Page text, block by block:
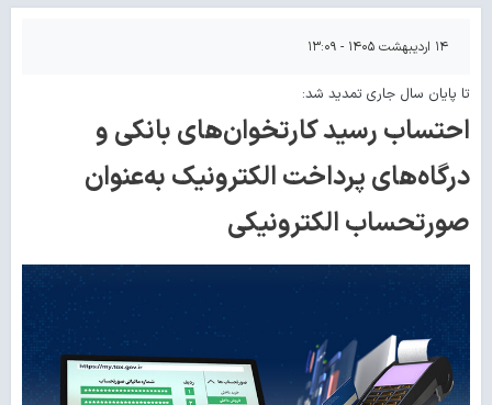
۱۴ اردیبهشت ۱۴۰۵ - ۱۳:۰۹
تا پایان سال جاری تمدید شد:
احتساب رسید کارتخوان‌های بانکی و
درگاه‌های پرداخت الکترونیک به‌عنوان
صورتحساب الکترونیکی